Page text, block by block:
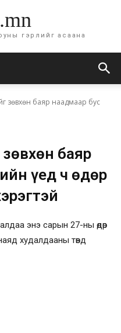
гэрлийг асаана
зөвхөн баяр наадмаар бус
баяр
үед ч өдөр
энэ сарын 27-ны өдөр
худалдааны төвд